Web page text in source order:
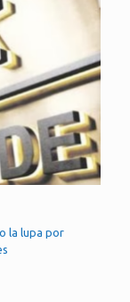
la lupa por